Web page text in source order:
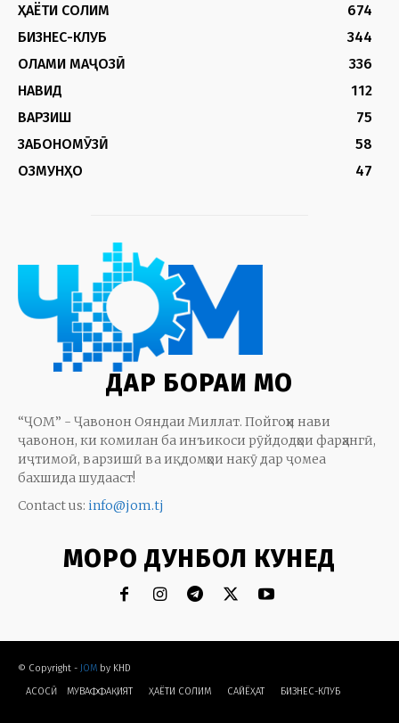
ҲАЁТИ СОЛИМ
674
БИЗНЕС-КЛУБ
344
ОЛАМИ МАҶОЗӢ
336
НАВИД
112
ВАРЗИШ
75
ЗАБОНОМӮЗӢ
58
ОЗМУНҲО
47
ДАР БОРАИ МО
“ҶОМ” - Ҷавонон Ояндаи Миллат. Пойгоҳи нави
ҷавонон, ки комилан ба инъикоси рӯйдодҳои фарҳангӣ,
иҷтимоӣ, варзишӣ ва иқдомҳои накӯ дар ҷомеа
бахшида шудааст!
Contact us: info@jom.tj
МОРО ДУНБОЛ КУНЕД
© Copyright - JOM by KHD
АСОСӢ
МУВАФФАҚИЯТ ҲАЁТИ СОЛИМ CАЙЁҲАТ БИЗНЕС-КЛУБ